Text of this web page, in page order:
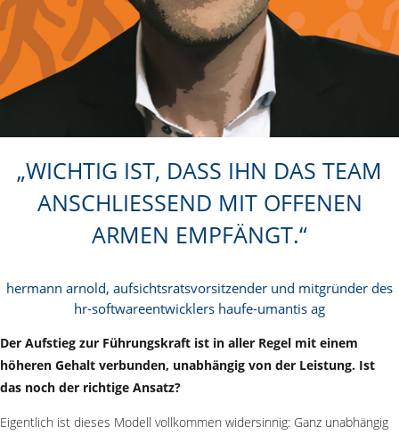
WICHTIG IST, DASS IHN DAS TEAM
ANSCHLIESSEND MIT OFFENEN A
RMEN EMPFÄNGT.
hermann arnold, aufsichtsratsvorsitzender und mitgründer des
hr-softwareentwicklers haufe-umantis ag
Der Aufstieg zur Führungskraft ist in aller Regel mit einem
höheren Gehalt verbunden, unabhängig von der Leistung. Ist
das noch der richtige Ansatz?
Eigentlich ist dieses Modell vollkommen widersinnig: Ganz unabhängig